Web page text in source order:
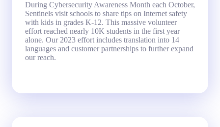
During Cybersecurity Awareness Month each October,
Sentinels visit schools to share tips on Internet safety
with kids in grades K-12. This massive volunteer
effort reached nearly 10K students in the first year
alone. Our 2023 effort includes translation into 14
languages and customer partnerships to further expand
our reach.